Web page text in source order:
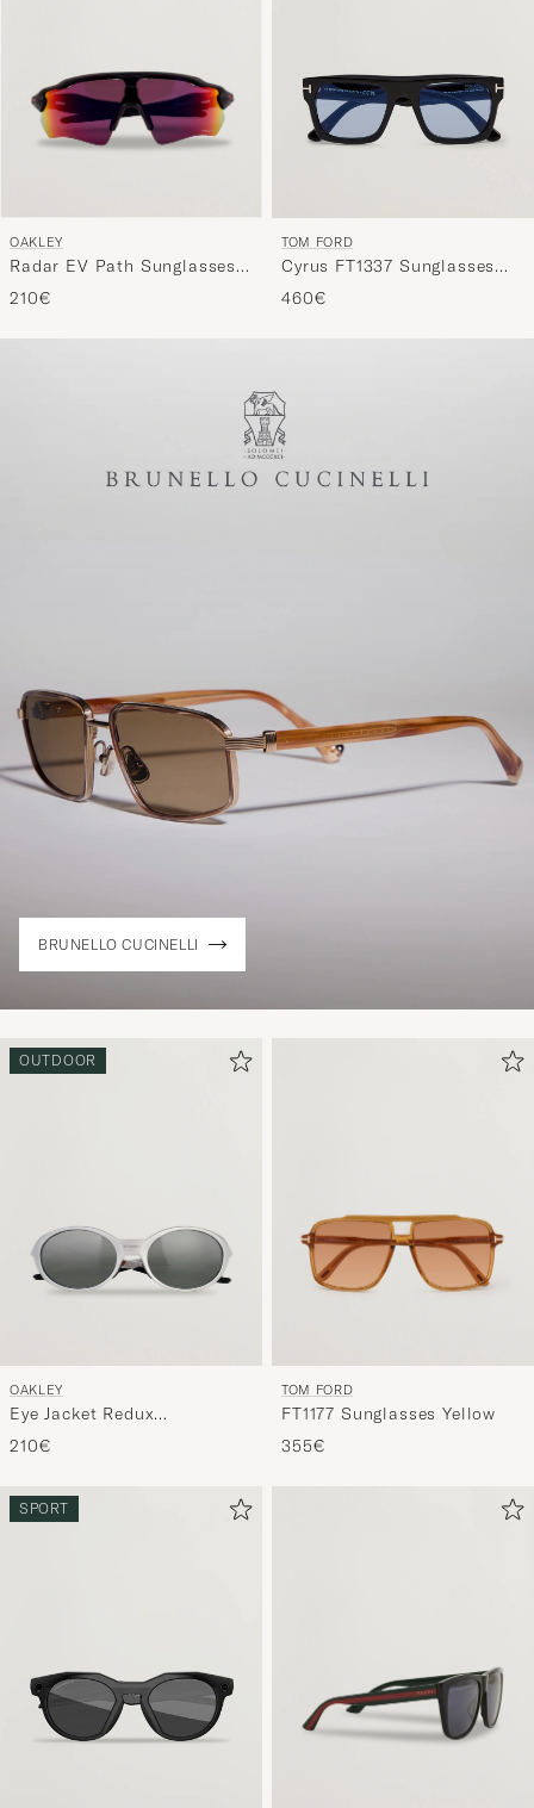
OAKLEY
Radar EV Path Sunglasses
Matte Black
210€
TOM FORD
Cyrus FT1337 Sunglasses
Black/Blue
460€
OUTDOOR
OAKLEY
Eye Jacket Redux
Sunglasses Silver
210€
TOM FORD
FT1177 Sunglasses Yellow
355€
SPORT
BRUNELLO CUCINELLI